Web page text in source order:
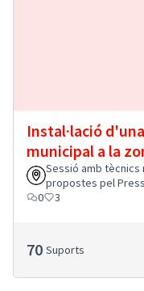
Instal·lació
municipal a la
Sessió amb
propostes pel
0
3
70 Suports